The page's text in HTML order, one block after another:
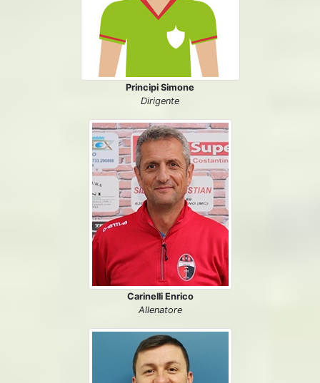
Principi Simone
Dirigente
Carinelli Enrico
Allenatore